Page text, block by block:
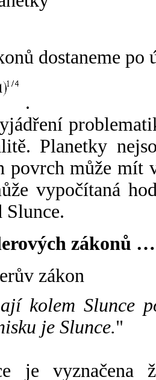
dostaneme po
.
Planetky
povrch může mít
vypočítaná
Slunce.
zákonů …
zákon
kolem Slunce
je Slunce."
je vyznačena